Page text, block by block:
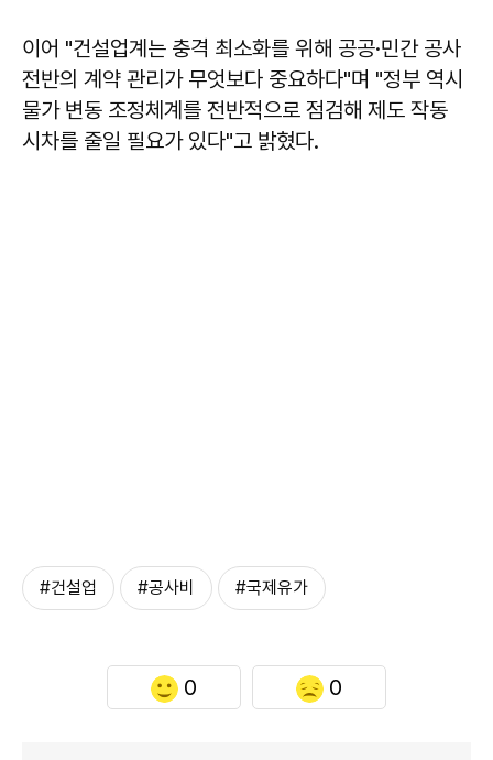
이어 "건설업계는 충격 최소화를 위해 공공·민간 공사
전반의 계약 관리가 무엇보다 중요하다"며 "정부 역시
물가 변동 조정체계를 전반적으로 점검해 제도 작동
시차를 줄일 필요가 있다"고 밝혔다.
#건설업 #공사비 #국제유가
0 0